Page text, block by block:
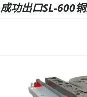
成功出口SL-600